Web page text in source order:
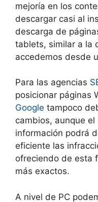
mejoría en los
descargar casi al
descarga de
tablets, similar a la
accedemos desde
Para las agencias
posicionar páginas
Google tampoco
cambios, aunque
información podrá
eficiente las
ofreciendo de esta
más exactos.
A nivel de PC